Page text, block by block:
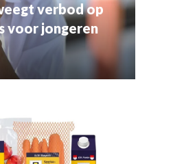
verbod op
voor jongeren